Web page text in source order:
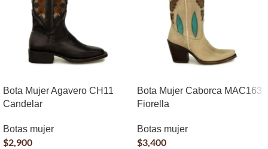
Bota Mujer Agavero CH11
Candelar
Botas mujer
$2,900
Bota Mujer Caborca MAC163
Fiorella
Botas mujer
$3,400